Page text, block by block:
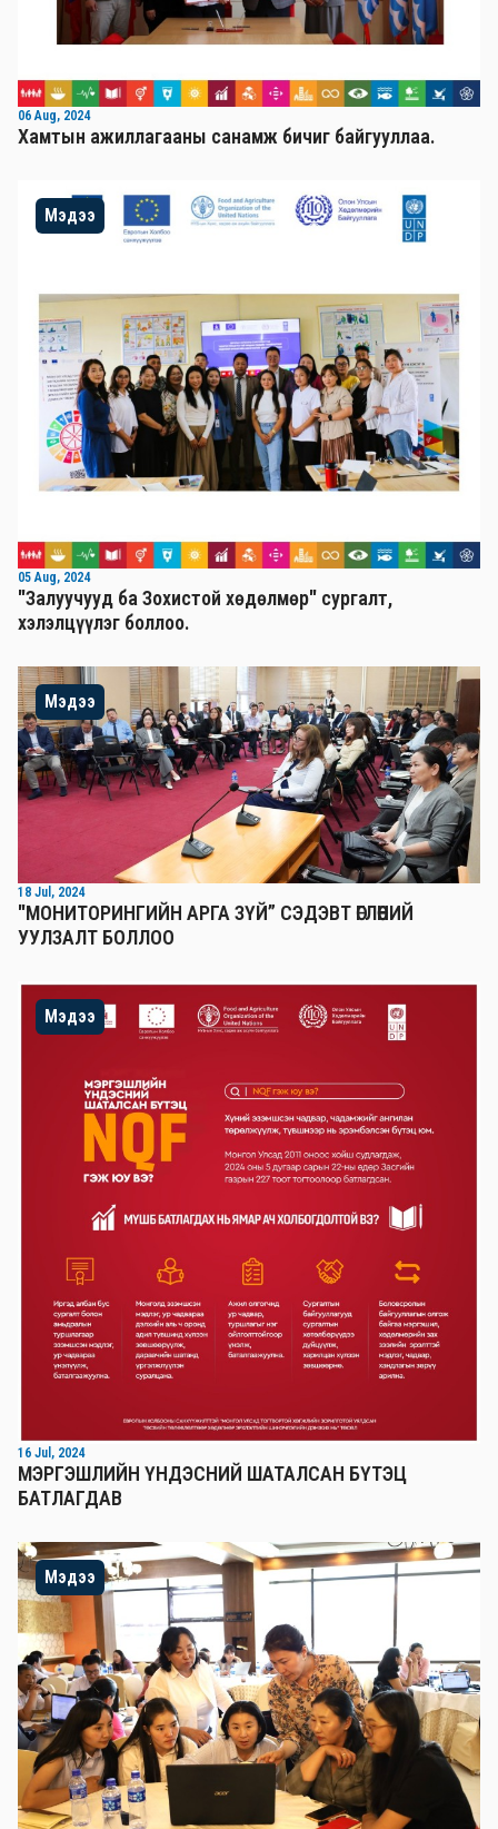
06 Aug, 2024
Хамтын ажиллагааны санамж бичиг байгууллаа.
Мэдээ
05 Aug, 2024
"Залуучууд ба Зохистой хөдөлмөр" сургалт,
хэлэлцүүлэг боллоо.
Мэдээ
18 Jul, 2024
"МОНИТОРИНГИЙН АРГА ЗҮЙ” СЭДЭВТ ӨГЛӨӨНИЙ
УУЛЗАЛТ БОЛЛОО
Мэдээ
16 Jul, 2024
МЭРГЭШЛИЙН ҮНДЭСНИЙ ШАТАЛСАН БҮТЭЦ
БАТЛАГДАВ
Мэдээ